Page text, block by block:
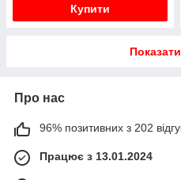
Купити
Про нас
96% позитивних з 202
Працює з 13.01.2024